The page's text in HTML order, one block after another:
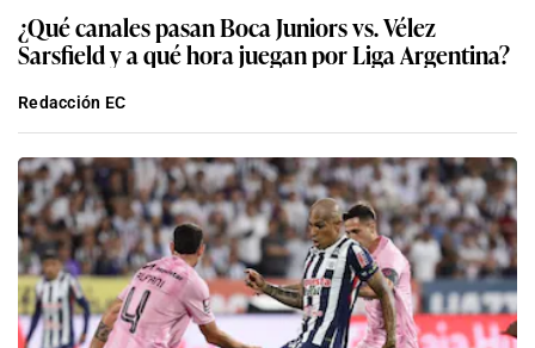
¿Qué canales pasan Boca Juniors vs. Vélez
Sarsfield y a qué hora juegan por Liga Argentina?
Redacción EC